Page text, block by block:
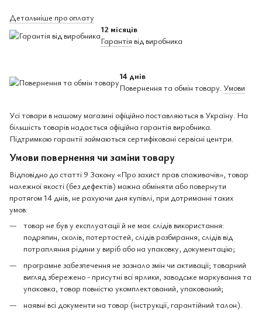
Детальніше про оплату
12 місяців
Гарантія від виробника
14 днів
Повернення та обмін товару. Умови
Усі товари в нашому магазині офіційно поставляються в Україну. На
більшість товарів надається офіційна гарантія виробника.
Підтримкою гарантії займаються сертифіковані сервісні центри.
Умови повернення чи заміни товару
Відповідно до статті 9 Закону «Про захист прав споживачів», товар
належної якості (без дефектів) можна обміняти або повернути
протягом 14 днів, не рахуючи дня купівлі, при дотриманні таких
умов:
товар не був у експлуатації й не має слідів використання:
подряпин, сколів, потертостей, слідів розбирання, слідів від
потрапляння рідини у виріб або на упаковку, документацію;
програмне забезпечення не зазнало змін чи активації; товарний
вигляд збережено - присутні всі ярлики, заводське маркування та
упаковка, товар повністю укомплектований, упакований;
наявні всі документи на товар (інструкції, гарантійний талон).